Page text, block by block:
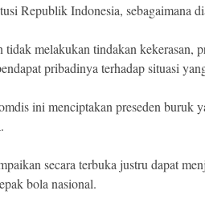
Republik Indonesia, sebagaimana
melakukan tindakan kekerasan,
pribadinya terhadap situasi
ini menciptakan preseden buruk
secara terbuka justru dapat
bola nasional.